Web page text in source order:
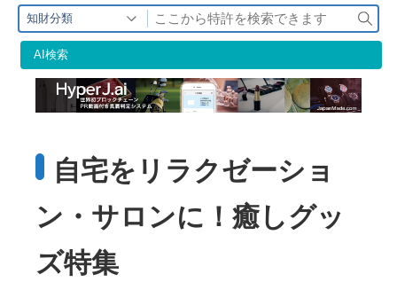
知財分類
検
索
AI検索
自宅をリラクゼーショ
ン・サロンに！癒しグッ
ズ特集